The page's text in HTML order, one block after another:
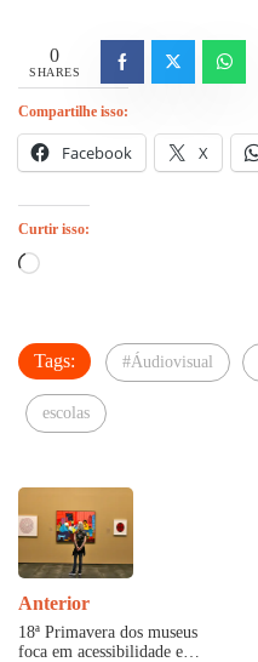
0
SHARES
Compartilhe isso:
Facebook X
Curtir isso:
Carregando...
Tags: #Áudiovisual
escolas
Anterior
18ª Primavera dos museus
foca em acessibilidade e…